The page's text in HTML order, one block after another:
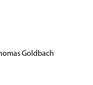
Goldbach